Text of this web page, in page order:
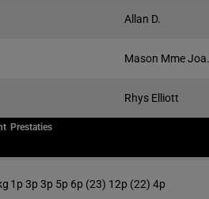
Allan D.
Mason Mme Joa.
Rhys Elliott
Prestaties
1p 3p 3p 5p 6p (23) 12p (22) 4p